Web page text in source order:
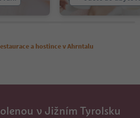
a hostince v Ahrntalu
v Jižním Tyrolsku